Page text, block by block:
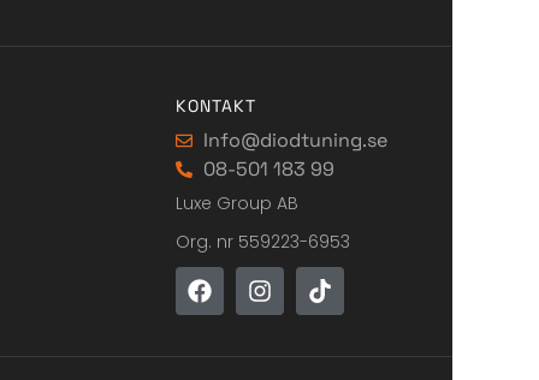
KONTAKT
Info@diodtuning.se
08-501 183 99
Luxe Group AB
Org. nr 559223-6953